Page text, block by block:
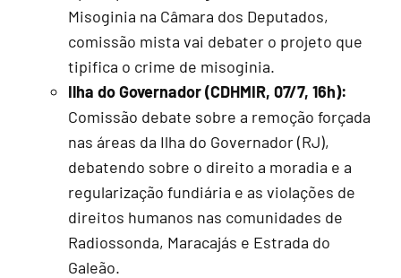
Misoginia na Câmara dos Deputados,
comissão mista vai debater o projeto que
tipifica o crime de misoginia.
Ilha do Governador (CDHMIR, 07/7, 16h):
Comissão debate sobre a remoção forçada
nas áreas da Ilha do Governador (RJ),
debatendo sobre o direito a moradia e a
regularização fundiária e as violações de
direitos humanos nas comunidades de
Radiossonda, Maracajás e Estrada do
Galeão.